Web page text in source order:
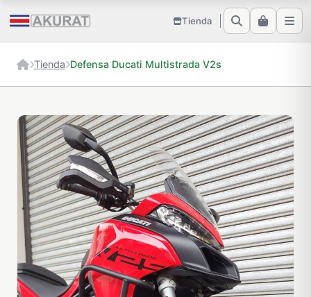
Tienda
Tienda Defensa Ducati Multistrada V2s